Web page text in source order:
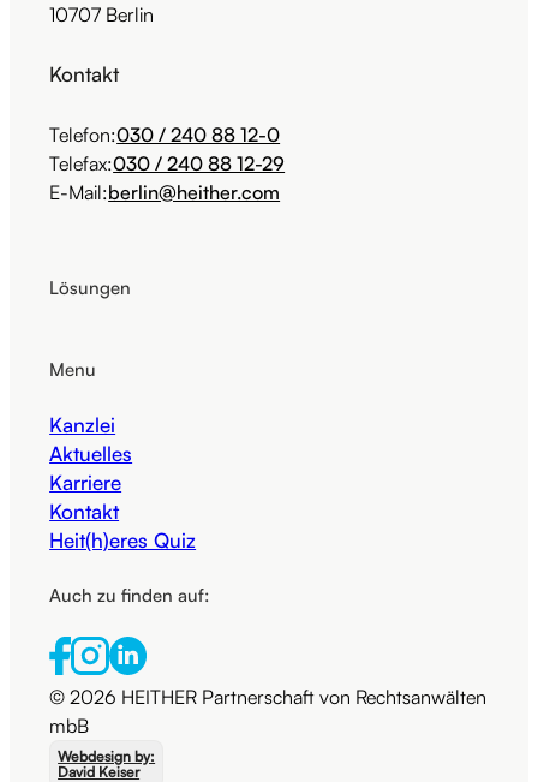
10707 Berlin
Kontakt
Telefon:030 / 240 88 12-0
Telefax:030 / 240 88 12-29
E-Mail:berlin@heither.com
Lösungen
Menu
Kanzlei
Aktuelles
Karriere
Kontakt
Heit(h)eres Quiz
Auch zu finden auf:
© 2026 HEITHER Partnerschaft von Rechtsanwälten
mbB
Webdesign by:
David Keiser